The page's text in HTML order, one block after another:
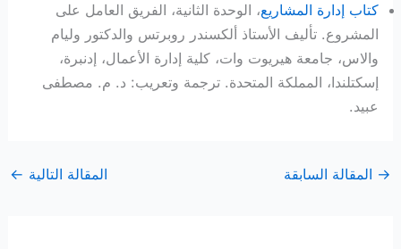
كتاب إدارة المشاريع، الوحدة الثانية، الفريق العامل على
المشروع. تأليف الأستاذ ألكسندر روبرتس والدكتور وليام
والاس، جامعة هيريوت وات، كلية إدارة الأعمال، إدنبرة،
إسكتلندا، المملكة المتحدة. ترجمة وتعريب: د. م. مصطفى
عبيد.
→ المقالة السابقة المقالة التالية ←